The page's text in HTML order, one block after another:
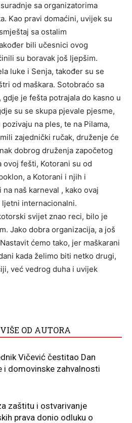
sa organizatorima
Kao pravi domaćini, uvijek su
sa ostalim
bili učesnici ovog
su boravak još ljepšim.
luke i Senja, također su se
od maškara. Sotobraćo sa
je fešta potrajala do kasno u
su se skupa pjevale pjesme,
na ples, te na Pilama,
zajednički ručak, druženje će
dobrog druženja započetog
ovoj fešti, Kotorani su od
a Kotorani i njih i
naš karneval , kako ovaj
internacionalni.
svijet znao reci, bilo je
Jako dobra organizacija, a još
ćemo tako, jer maškarani
kada želimo biti netko drugi,
već vedrog duha i uvijek
VIŠE OD AUTORA
Vičević čestitao Dan
i domovinske zahvalnosti
zaštitu i ostvarivanje
prava donio odluku o